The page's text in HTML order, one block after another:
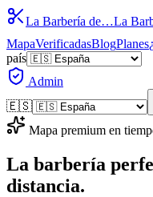
La Barbería de…La
MapaVerificadasBlogPlanes
país
Admin
🇪🇸
Mapa premium en
La barbería
distancia.